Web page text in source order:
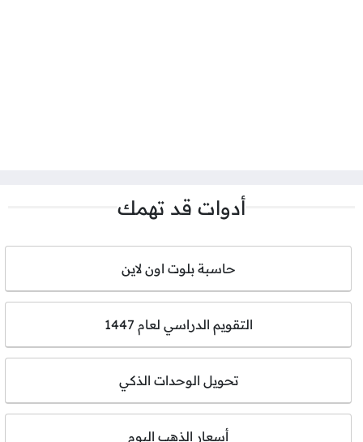
أدوات قد تهمك
حاسبة بلوت اون لاين
التقويم الدراسي لعام 1447
تحويل الوحدات الذكي
أسعار الذهب اليوم